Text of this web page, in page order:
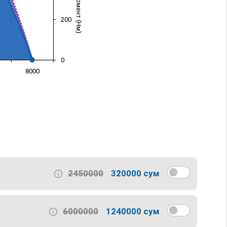
8000
0
200
2450000 320000 сум
6000000 1240000 сум